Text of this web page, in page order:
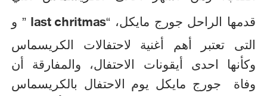
قدمها الراحل جورج مايكل، “last chritmas ” و
التى تعتبر أهم أغنية لاحتفالات الكريسماس
وكأنها احدى أيقونات الاحتفال، والمفارقة أن
وفاة جورج مايكل يوم الاحتفال بالكريسماس